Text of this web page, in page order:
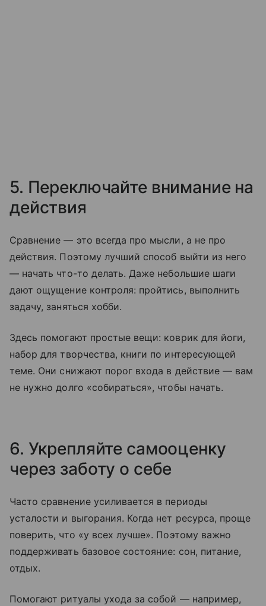
5. Переключайте внимание на
действия
Сравнение — это всегда про мысли, а не про
действия. Поэтому лучший способ выйти из него
— начать что-то делать. Даже небольшие шаги
дают ощущение контроля: пройтись, выполнить
задачу, заняться хобби.
Здесь помогают простые вещи: коврик для йоги,
набор для творчества, книги по интересующей
теме. Они снижают порог входа в действие — вам
не нужно долго «собираться», чтобы начать.
6. Укрепляйте самооценку
через заботу о себе
Часто сравнение усиливается в периоды
усталости и выгорания. Когда нет ресурса, проще
поверить, что «у всех лучше». Поэтому важно
поддерживать базовое состояние: сон, питание,
отдых.
Помогают ритуалы ухода за собой — например,